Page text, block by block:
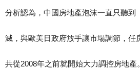
分析認為，中國房地產泡沫一直只聽到
滅，與歐美日政府放手讓市場調節，任
共從2008年之前就開始大力調控房地產。